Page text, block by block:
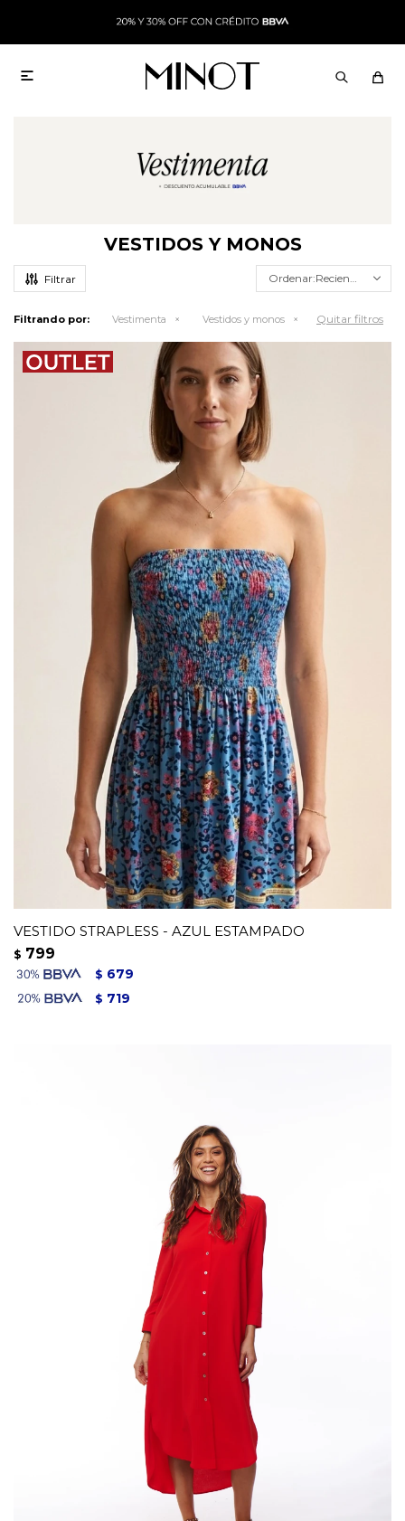

VESTIDOS Y MONOS
Recientes
Filtrando por: Vestimenta Vestidos y monos Quitar filtros
VESTIDO STRAPLESS - AZUL ESTAMPADO
$ 799
$ 679
$ 719